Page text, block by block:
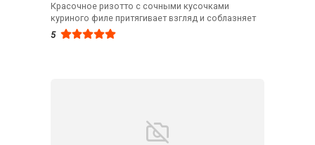
Красочное ризотто с сочными кусочками
куриного филе притягивает взгляд и соблазняет
5